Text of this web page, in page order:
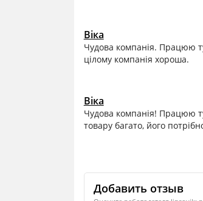
Віка
Чудова компанія. Працюю
цілому компанія хороша.
Віка
Чудова компанія! Працюю
товару багато, його
Добавить отзыв